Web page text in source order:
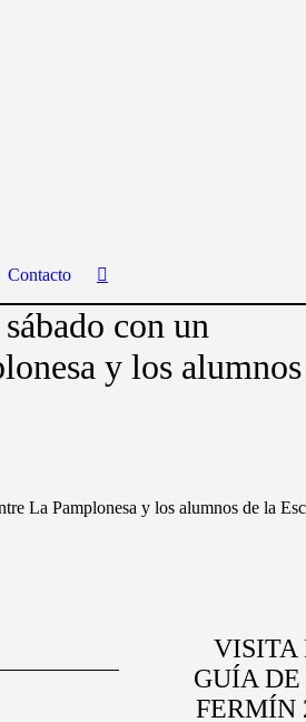
Contacto
con un
y los alumnos
La Pamplonesa y los alumnos de la
VISITA
GUÍA DE
FERMÍN